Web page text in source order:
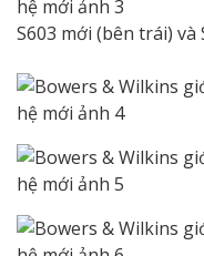
S603 mới (bên trái) và